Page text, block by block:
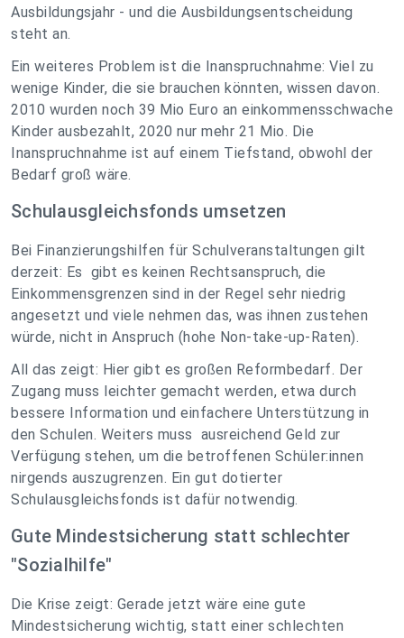
Ausbildungsjahr - und die Ausbildungsentscheidung
steht an.
Ein weiteres Problem ist die Inanspruchnahme: Viel zu
wenige Kinder, die sie brauchen könnten, wissen davon.
2010 wurden noch 39 Mio Euro an einkommensschwache
Kinder ausbezahlt, 2020 nur mehr 21 Mio. Die
Inanspruchnahme ist auf einem Tiefstand, obwohl der
Bedarf groß wäre.
Schulausgleichsfonds umsetzen
Bei Finanzierungshilfen für Schulveranstaltungen gilt
derzeit: Es gibt es keinen Rechtsanspruch, die
Einkommensgrenzen sind in der Regel sehr niedrig
angesetzt und viele nehmen das, was ihnen zustehen
würde, nicht in Anspruch (hohe Non-take-up-Raten).
All das zeigt: Hier gibt es großen Reformbedarf. Der
Zugang muss leichter gemacht werden, etwa durch
bessere Information und einfachere Unterstützung in
den Schulen. Weiters muss ausreichend Geld zur
Verfügung stehen, um die betroffenen Schüler:innen
nirgends auszugrenzen. Ein gut dotierter
Schulausgleichsfonds ist dafür notwendig.
Gute Mindestsicherung statt schlechter
"Sozialhilfe"
Die Krise zeigt: Gerade jetzt wäre eine gute
Mindestsicherung wichtig, statt einer schlechten